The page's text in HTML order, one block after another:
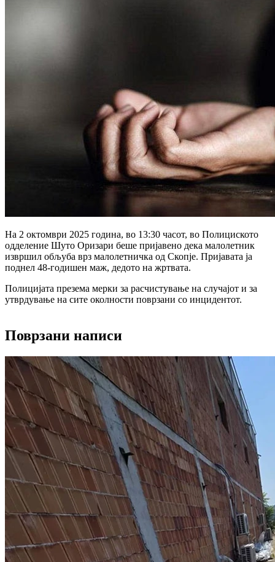
На 2 октомври 2025 година, во 13:30 часот, во Полициското
одделение Шуто Оризари беше пријавено дека малолетник
извршил обљуба врз малолетничка од Скопје. Пријавата ја
поднел 48-годишен маж, дедото на жртвата.
Полицијата презема мерки за расчистување на случајот и за
утврдување на сите околности поврзани со инцидентот.
Поврзани написи